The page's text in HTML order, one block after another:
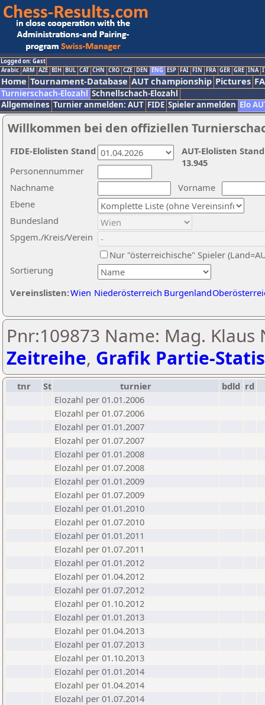
Logged on: Gast
Arabic ARM AZE BIH BUL CAT CHN CRO CZE DEN ENG ESP FAI FIN FRA GER GRE INA
Home Tournament-Database AUT championship Pictures
Turnierschach-Elozahl Schnellschach-Elozahl
Allgemeines Turnier anmelden: AUT FIDE Spieler anmelden Elo
Willkommen bei den offiziellen
Nachname
Vorname
Ebene
Sortierung
Personennummer
Bundesland
Spgem./Kreis/Verein
Nur "österreichische" Spieler
Vereinslisten:Wien Niederösterreich Burgenland
AUT-Elolisten
13.945
FIDE-Elolisten Stand
Pnr:109873 Name: Mag. Klaus
Zeitreihe, Grafik Partie-
tnr St turnier bdld rd
Elozahl per 01.01.2006
Elozahl per 01.07.2006
Elozahl per 01.01.2007
Elozahl per 01.07.2007
Elozahl per 01.01.2008
Elozahl per 01.07.2008
Elozahl per 01.01.2009
Elozahl per 01.07.2009
Elozahl per 01.01.2010
Elozahl per 01.07.2010
Elozahl per 01.01.2011
Elozahl per 01.07.2011
Elozahl per 01.01.2012
Elozahl per 01.04.2012
Elozahl per 01.07.2012
Elozahl per 01.10.2012
Elozahl per 01.01.2013
Elozahl per 01.04.2013
Elozahl per 01.07.2013
Elozahl per 01.10.2013
Elozahl per 01.01.2014
Elozahl per 01.04.2014
Elozahl per 01.07.2014